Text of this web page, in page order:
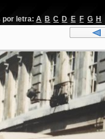
por letra: A B C D E F G H